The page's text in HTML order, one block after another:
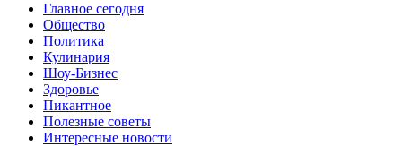
Главное сегодня
Общество
Политика
Кулинария
Шоу-Бизнес
Здоровье
Пикантное
Полезные советы
Интересные новости